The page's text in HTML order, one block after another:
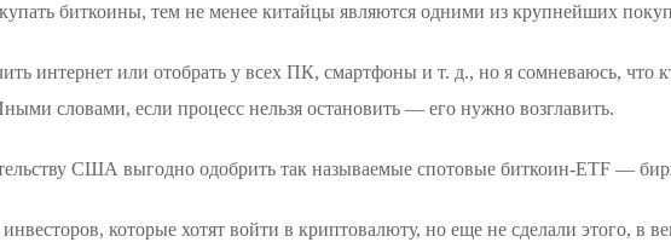
биткоины, тем не менее китайцы являются одними из крупнейших
интернет или отобрать у всех ПК, смартфоны и т. д., но я сомневаюсь, что
словами, если процесс нельзя остановить — его нужно возглавить.
США выгодно одобрить так называемые спотовые биткоин-ETF —
которые хотят войти в криптовалюту, но еще не сделали этого, в